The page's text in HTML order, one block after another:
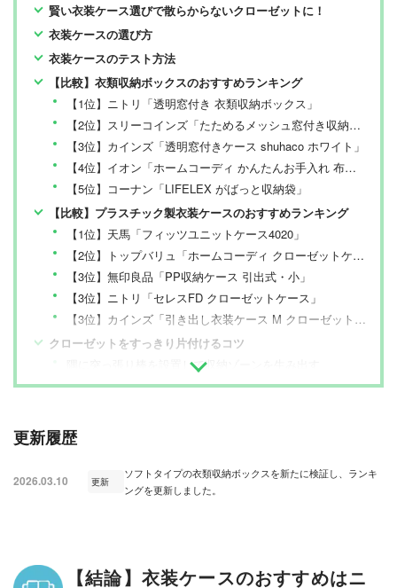
賢い衣装ケース選びで散らからないクローゼットに！
衣装ケースの選び方
衣装ケースのテスト方法
【比較】衣類収納ボックスのおすすめランキング
【1位】ニトリ「透明窓付き 衣類収納ボックス」
【2位】スリーコインズ「たためるメッシュ窓付き収納M」
【3位】カインズ「透明窓付きケース shuhaco ホワイト」
【4位】イオン「ホームコーディ かんたんお手入れ 布製収納 M」
【5位】コーナン「LIFELEX がばっと収納袋」
【比較】プラスチック製衣装ケースのおすすめランキング
【1位】天馬「フィッツユニットケース4020」
【2位】トップバリュ「ホームコーディ クローゼットケース 浅型」
【3位】無印良品「PP収納ケース 引出式・小」
【3位】ニトリ「セレスFD クローゼットケース」
【3位】カインズ「引き出し衣装ケース M クローゼット用」
クローゼットをすっきり片付けるコツ
隅に突っ張り棒を設置して収納ゾーンを生み出す
衣服のたたみ方・収納のコツ
更新履歴
2026.03.10 更新
ソフトタイプの衣類収納ボックスを新たに検証し、ランキ
ングを更新しました。
【結論】衣装ケースのおすすめはニ